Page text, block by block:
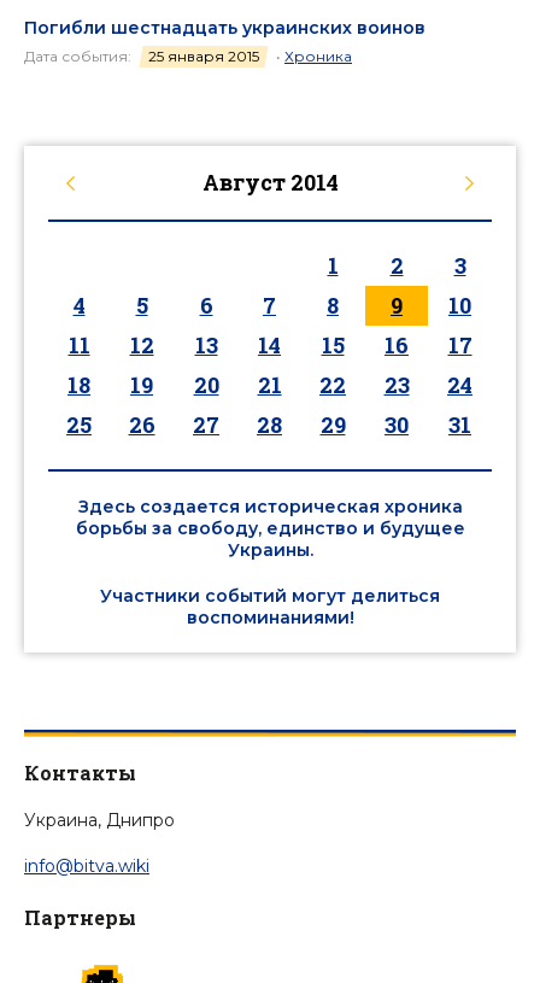
Погибли шестнадцать украинских воинов
Дата события: 25 января 2015 • Хроника
Август 2014
1 2
3
4
5 6 7 8 9
10
11
12 13 14 15 16
17
18
19 20 21 22 23
24
25
26 27 28 29 30 31
Здесь создается историческая хроника
борьбы за свободу, единство и будущее
Украины.
Участники событий могут делиться
воспоминаниями!
Контакты
Украина, Днипро
info@bitva.wiki
Партнеры